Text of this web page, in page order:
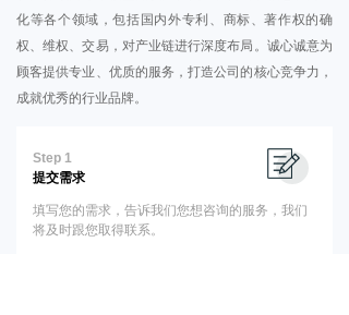
化等各个领域，包括国内外专利、商标、著作权的确
权、维权、交易，对产业链进行深度布局。诚心诚意为
顾客提供专业、优质的服务，打造公司的核心竞争力，
成就优秀的行业品牌。
Step 1
提交需求
填写您的需求，告诉我们您想咨询的服务，我们
将及时跟您取得联系。